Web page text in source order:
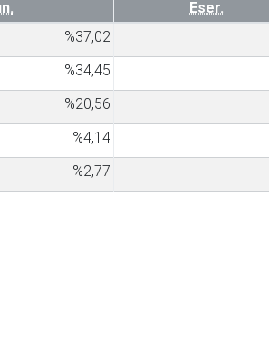
Eser.
%37,02
%34,45
%20,56
%4,14
%2,77